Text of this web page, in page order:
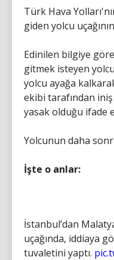
Türk Hava
giden yolcu
Edinilen bilgiye
gitmek isteyen
yolcu ayağa
ekibi tarafından iniş
yasak olduğu ifade
Yolcunun daha
İşte o anlar:
İstanbul’dan
uçağında, iddiaya
tuvaletini yaptı.